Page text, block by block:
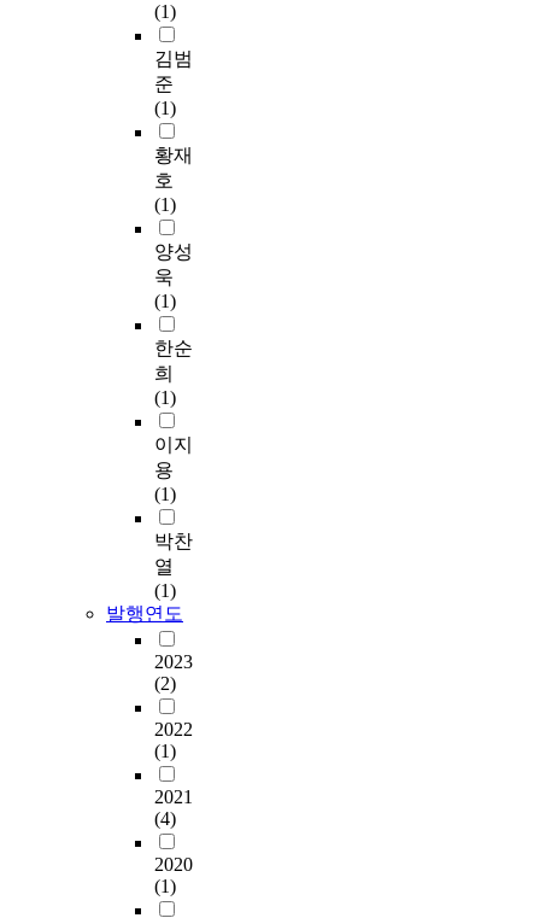
(1)
김범
준
(1)
황재
호
(1)
양성
욱
(1)
한순
희
(1)
이지
용
(1)
박찬
열
(1)
발행연도
2023
(2)
2022
(1)
2021
(4)
2020
(1)